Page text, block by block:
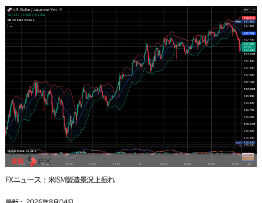
FXニュース：米ISM製造景況上振れ